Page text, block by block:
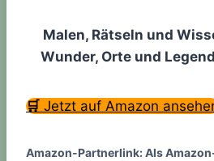
Malen, Rätseln und
Wunder, Orte und
🛒 Jetzt auf Amazon
Amazon-Partnerlink:Als